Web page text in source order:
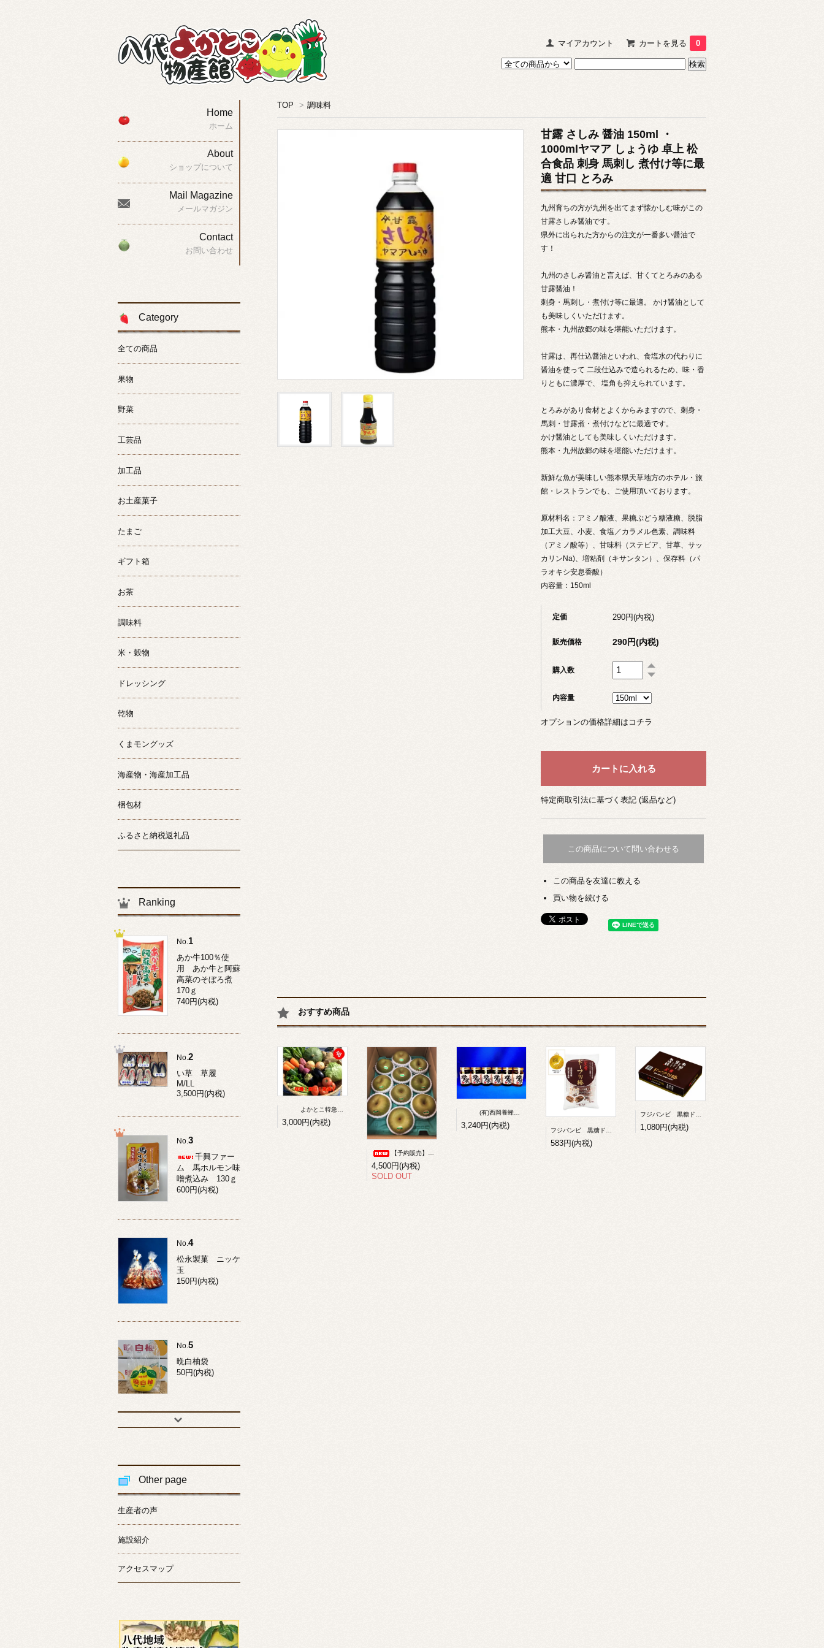
マイアカウント カートを見る 0
TOP > 調味料
甘露 さしみ 醤油 150ml ・
1000mlヤマア しょうゆ 卓上 松
合食品 刺身 馬刺し 煮付け等に最
適 甘口 とろみ
九州育ちの方が九州を出てまず懐かしむ味がこの
甘露さしみ醤油です。
県外に出られた方からの注文が一番多い醤油で
す！
九州のさしみ醤油と言えば、甘くてとろみのある
甘露醤油！
刺身・馬刺し・煮付け等に最適。 かけ醤油として
も美味しくいただけます。
熊本・九州故郷の味を堪能いただけます。
甘露は、再仕込醤油といわれ、食塩水の代わりに
醤油を使って 二段仕込みで造られるため、味・香
りともに濃厚で、 塩角も抑えられています。
とろみがあり食材とよくからみますので、刺身・
馬刺・甘露煮・煮付けなどに最適です。
かけ醤油としても美味しくいただけます。
熊本・九州故郷の味を堪能いただけます。
新鮮な魚が美味しい熊本県天草地方のホテル・旅
館・レストランでも、ご使用頂いております。
原材料名：アミノ酸液、果糖ぶどう糖液糖、脱脂
加工大豆、小麦、食塩／カラメル色素、調味料
（アミノ酸等）、甘味料（ステビア、甘草、サッ
カリンNa)、増粘剤（キサンタン）、保存料（パ
ラオキシ安息香酸）
内容量：150ml
定価 290円(内税)
販売価格 290円(内税)
購入数
内容量
オプションの価格詳細はコチラ
特定商取引法に基づく表記 (返品など)
この商品について問い合わせる
この商品を友達に教える
買い物を続ける
おすすめ商品
よかとこ特急便（季節の野菜詰合せ便）
3,000円(内税)
【予約販売】シャリッ！今年も味に自信！吉野梨（幸水・豊水・秋月・新高）約5kg
4,500円(内税)
SOLD OUT
(有)西岡養蜂園 国産純正蜂蜜 各種（百花・あかしあ・りんご・クローバー）480g
3,240円(内税)
583円(内税)
1,080円(内税)
Home
ホーム
About
ショップについて
Mail Magazine
メールマガジン
Contact
お問い合わせ
Category
全ての商品
果物
野菜
工芸品
加工品
お土産菓子
たまご
ギフト箱
お茶
調味料
米・穀物
ドレッシング
乾物
くまモングッズ
海産物・海産加工品
梱包材
ふるさと納税返礼品
Ranking
No.1
あか牛100％使
用 あか牛と阿蘇
高菜のそぼろ煮
170ｇ
740円(内税)
No. 2
い草 草履
M/LL
3,500円(内税)
No.3
千興ファー
ム 馬ホルモン味
噌煮込み 130ｇ
600円(内税)
No.4
松永製菓 ニッケ
玉
150円(内税)
No.5
晩白柚袋
50円(内税)
Other page
生産者の声
施設紹介
アクセスマップ